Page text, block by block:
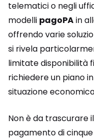
telematici o negli
modelli pagoPAin
offrendo varie
si rivela
limitate disponibilità
richiedere un piano
situazione
Non è da trascurare
pagamento di